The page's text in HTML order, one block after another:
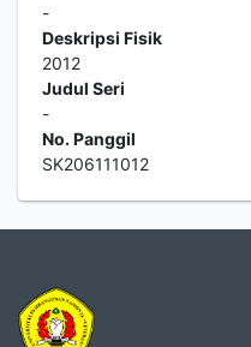
-
Deskripsi Fisik
2012
Judul Seri
-
No. Panggil
SK206111012